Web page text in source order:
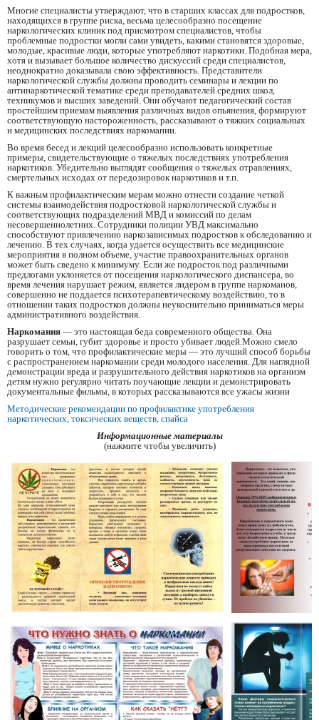
Многие специалисты утверждают, что в старших классах для подростков,
находящихся в группе риска, весьма целесообразно посещение
наркологических клиник под присмотром специалистов, чтобы
проблемные подростки могли сами увидеть, какими становятся здоровые,
молодые, красивые люди, которые употребляют наркотики. Подобная мера,
хотя и вызывает большое количество дискуссий среди специалистов,
неоднократно доказывала свою эффективность. Представители
наркологической службы должны проводить семинары и лекции по
антинаркотической тематике среди преподавателей средних школ,
техникумов и высших заведений. Они обучают педагогический состав
простейшим приемам выявления различных видов опьянения, формируют
соответствующую настороженность, рассказывают о тяжких социальных
и медицинских последствиях наркомании.
Во время бесед и лекций целесообразно использовать конкретные
примеры, свидетельствующие о тяжелых последствиях употребления
наркотиков. Убедительно выглядят сообщения о тяжелых отравлениях,
смертельных исходах от передозировок наркотиков и т.п.
К важным профилактическим мерам можно отнести создание четкой
системы взаимодействия подростковой наркологической службы и
соответствующих подразделений МВД и комиссий по делам
несовершеннолетних. Сотрудники полиции УВД максимально
способствуют привлечению наркозависимых подростков к обследованию и
лечению. В тех случаях, когда удается осуществить все медицинские
мероприятия в полном объеме, участие правоохранительных органов
может быть сведено к минимуму. Если же подросток под различными
предлогами уклоняется от посещения наркологического диспансера, во
время лечения нарушает режим, является лидером в группе наркоманов,
совершенно не поддается психотерапевтическому воздействию, то в
отношении таких подростков должны неукоснительно приниматься меры
административного воздействия.
Наркомания — это настоящая беда современного общества. Она
разрушает семьи, губит здоровье и просто убивает людей.Можно смело
говорить о том, что профилактические меры — это лучший способ борьбы
с распространением наркомании среди молодого населения. Для наглядной
демонстрации вреда и разрушительного действия наркотиков на организм
детям нужно регулярно читать поучающие лекции и демонстрировать
документальные фильмы, в которых рассказываются все ужасы жизни
Методические рекомендации по профилактике употребления
наркотических, токсических веществ, спайса
Информационные материалы
(нажмите чтобы увеличить)